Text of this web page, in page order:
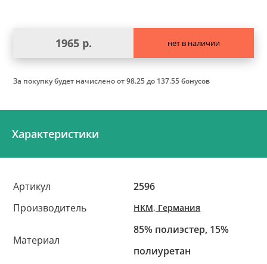
1965 р. нет в наличии
За покупку будет начисленоот 98.25 до 137.55 бонусов
Характеристики
Артикул
2596
Производитель
HKM, Германия
Материал
85% полиэстер, 15%
полиуретан